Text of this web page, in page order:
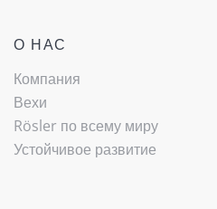
О НАС
Компания
Вехи
Rösler по всему миру
Устойчивое развитие